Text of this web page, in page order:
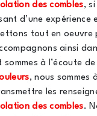
des combles,
d’une
tout en oeuvre
ainsi
sommes à l’écoute
, nous sommes
les
des combles.